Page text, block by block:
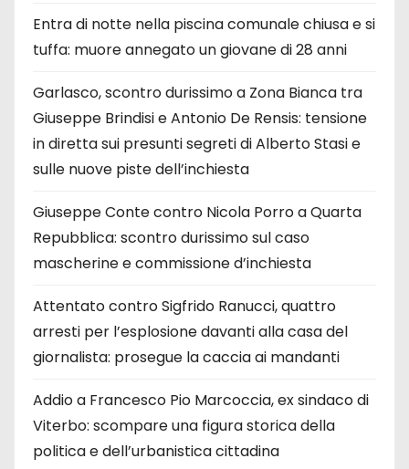
Entra di notte nella piscina comunale chiusa e si
tuffa: muore annegato un giovane di 28 anni
Garlasco, scontro durissimo a Zona Bianca tra
Giuseppe Brindisi e Antonio De Rensis: tensione
in diretta sui presunti segreti di Alberto Stasi e
sulle nuove piste dell’inchiesta
Giuseppe Conte contro Nicola Porro a Quarta
Repubblica: scontro durissimo sul caso
mascherine e commissione d’inchiesta
Attentato contro Sigfrido Ranucci, quattro
arresti per l’esplosione davanti alla casa del
giornalista: prosegue la caccia ai mandanti
Addio a Francesco Pio Marcoccia, ex sindaco di
Viterbo: scompare una figura storica della
politica e dell’urbanistica cittadina